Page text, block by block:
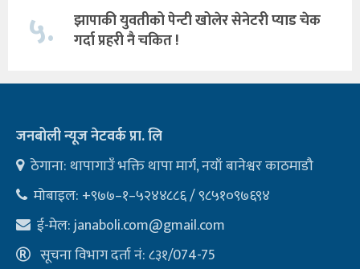
५.
झापाकी युवतीको पेन्टी खोलेर सेनेटरी प्याड चेक
गर्दा प्रहरी नै चकित !
जनबोली न्यूज नेटवर्क प्रा. लि
ठेगाना: थापागाउँ भक्ति थापा मार्ग, नयाँ बानेश्वर काठमाडौ
मोबाइल: +९७७–१–५२४४८८६ / ९८५१०९७६९४
ई-मेल:janaboli.com@gmail.com
सूचना विभाग दर्ता नं: ८३१/074-75